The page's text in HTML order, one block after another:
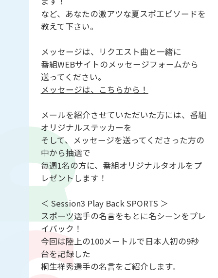
など、あなたの激アツな夏スポエピソードを
教えて下さい。
メッセージは、リクエスト曲と一緒に
番組WEBサイトのメッセージフォームから
送ってください。
メッセージは、こちらから！
メールを紹介させていただいた方には、番組
オリジナルステッカーを
そして、メッセージを送ってくださった方の
中から抽選で
毎週1名の方に、番組オリジナルタオルをプ
レゼントします！
＜ Session3 Play Back SPORTS ＞
スポーツ選手の名言をもとに名シーンをプレ
イバック！
今回は陸上の100メートルで日本人初の9秒
台を記録した
桐生祥秀選手の名言をご紹介します。